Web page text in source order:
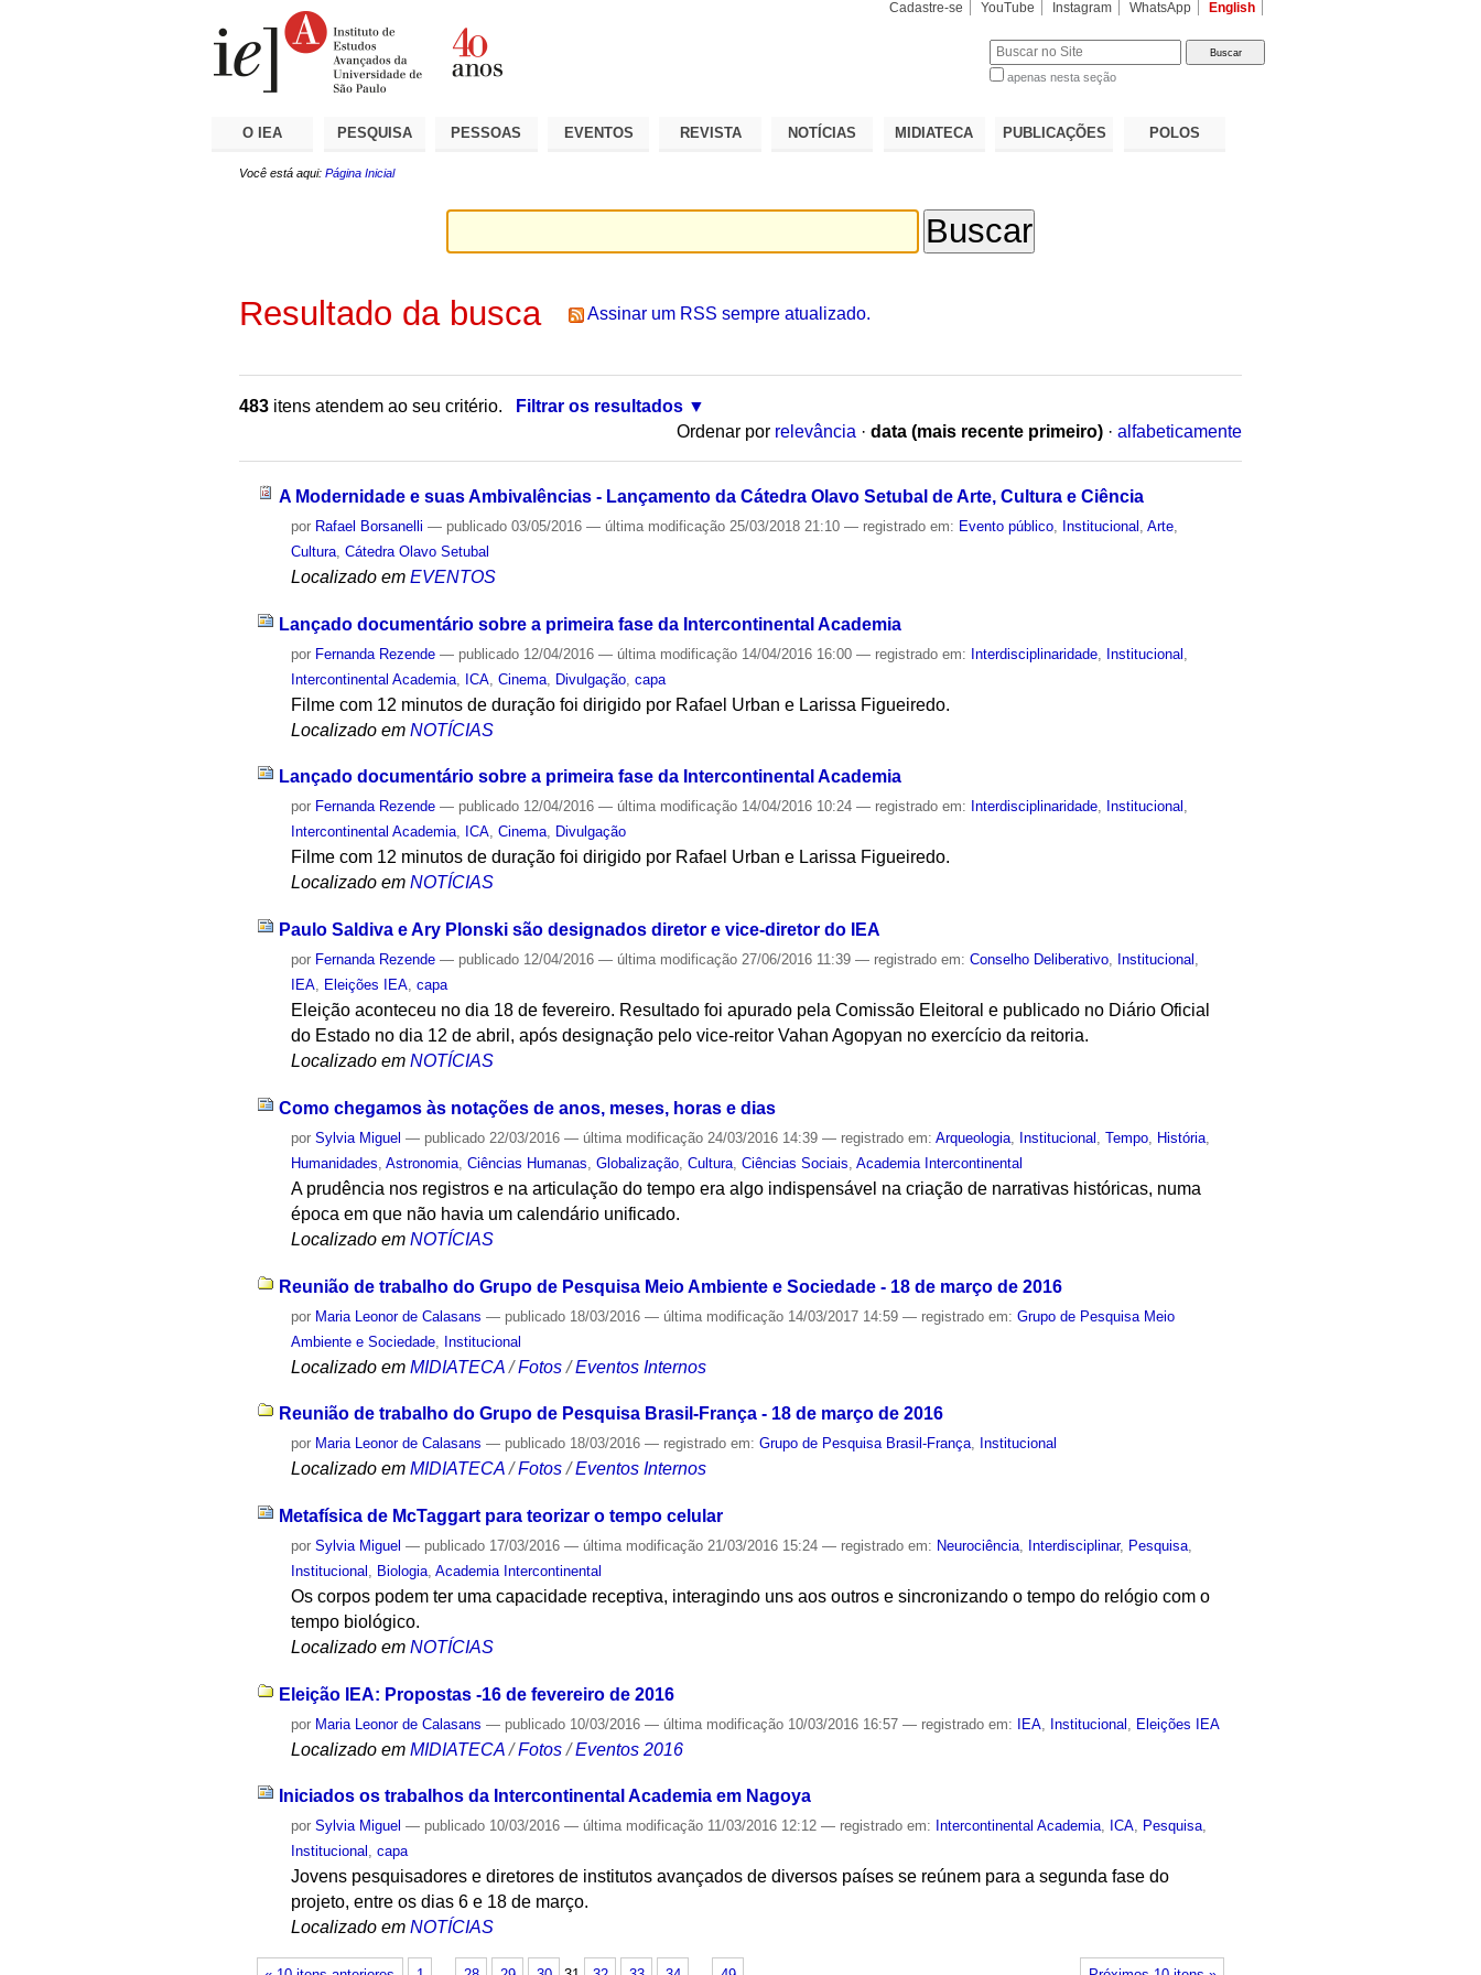
Cadastre-se YouTube Instagram WhatsApp English
apenas nesta seção
O IEA PESQUISA PESSOAS EVENTOS REVISTA NOTÍCIAS MIDIATECA PUBLICAÇÕES POLOS
Você está aqui: Página Inicial
Resultado da busca Assinar um RSS sempre atualizado.
483 itens atendem ao seu critério.
Filtrar os resultados
Ordenar por relevância · data (mais recente primeiro) · alfabeticamente
A Modernidade e suas Ambivalências - Lançamento da Cátedra Olavo Setubal de Arte, Cultura e Ciência
por Rafael Borsanelli — publicado 03/05/2016— última modificação 25/03/2018 21:10— registrado em: Evento público Institucional ,Arte
Cultura ,Cátedra Olavo Setubal
Localizado em EVENTOS
Lançado documentário sobre a primeira fase da Intercontinental Academia
por Fernanda Rezende — publicado 12/04/2016— última modificação 14/04/2016 16:00— registrado em: Interdisciplinaridade Institucional
Intercontinental Academia ICA ,Cinema Divulgação ,capa
Filme com 12 minutos de duração foi dirigido por Rafael Urban e Larissa Figueiredo.
Localizado em NOTÍCIAS
Lançado documentário sobre a primeira fase da Intercontinental Academia
por Fernanda Rezende — publicado 12/04/2016— última modificação 14/04/2016 10:24— registrado em: Interdisciplinaridade, Institucional ,
Intercontinental Academia, ICA,Cinema, Divulgação
Filme com 12 minutos de duração foi dirigido por Rafael Urban e Larissa Figueiredo.
Localizado em NOTÍCIAS
Paulo Saldiva e Ary Plonski são designados diretor e vice-diretor do IEA
por Fernanda Rezende — publicado 12/04/2016— última modificação 27/06/2016 11:39— registrado em:Conselho Deliberativo, Institucional ,
IEA, Eleições IEA,capa
Eleição aconteceu no dia 18 de fevereiro. Resultado foi apurado pela Comissão Eleitoral e publicado no Diário Oficial
do Estado no dia 12 de abril, após designação pelo vice-reitor Vahan Agopyan no exercício da reitoria.
Localizado em NOTÍCIAS
Como chegamos às notações de anos, meses, horas e dias
porSylvia Miguel — publicado 22/03/2016— última modificação 24/03/2016 14:39— registrado em:Arqueologia Institucional ,Tempo História
Humanidades ,Astronomia ,Ciências Humanas ,Globalização ,Cultura ,Ciências Sociais ,Academia Intercontinental
A prudência nos registros e na articulação do tempo era algo indispensável na criação de narrativas históricas, numa
época em que não havia um calendário unificado.
Localizado em NOTÍCIAS
Reunião de trabalho do Grupo de Pesquisa Meio Ambiente e Sociedade - 18 de março de 2016
por Maria Leonor de Calasans — publicado 18/03/2016— última modificação 14/03/2017 14:59— registrado em:Grupo de Pesquisa Meio
Ambiente e Sociedade Institucional
Localizado em MIDIATECA /Fotos /Eventos Internos
Reunião de trabalho do Grupo de Pesquisa Brasil-França - 18 de março de 2016
por Maria Leonor de Calasans — publicado 18/03/2016— registrado em:Grupo de Pesquisa Brasil-França, Institucional
Localizado em MIDIATECA /Fotos /Eventos Internos
Metafísica de McTaggart para teorizar o tempo celular
porSylvia Miguel — publicado 17/03/2016— última modificação 21/03/2016 15:24— registrado em: Neurociência Interdisciplinar, Pesquisa
Institucional
Biologia ,Academia Intercontinental
Os corpos podem ter uma capacidade receptiva, interagindo uns aos outros e sincronizando o tempo do relógio com o
tempo biológico.
Localizado em NOTÍCIAS
Eleição IEA: Propostas -16 de fevereiro de 2016
por Maria Leonor de Calasans — publicado 10/03/2016— última modificação 10/03/2016 16:57— registrado em: IEA Institucional Eleições IEA
Localizado em MIDIATECA /Fotos /Eventos 2016
Iniciados os trabalhos da Intercontinental Academia em Nagoya
porSylvia Miguel — publicado 10/03/2016— última modificação 11/03/2016 12:12— registrado em: Intercontinental Academia, ICA, Pesquisa,
Institucional ,capa
Jovens pesquisadores e diretores de institutos avançados de diversos países se reúnem para a segunda fase do
projeto, entre os dias 6 e 18 de março.
Localizado em NOTÍCIAS